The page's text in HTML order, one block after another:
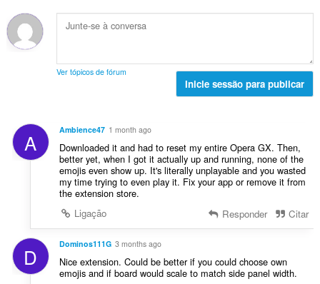
õ
e
l
i
ç
õ
d
e
a
ç
õ
e
s
:
t
o
l
v
l
i
a
ç
e
s
Ver tópicos de fórum
Inicie sessão para publicar
A Ambience47 1 month ago
Downloaded it and had to reset my entire Opera GX. Then,
better yet, when I got it actually up and running, none of the
emojis even show up. It's literally unplayable and you wasted
my time trying to even play it. Fix your app or remove it from
the extension store.
Ligação
Responder Citar
D Dominos111G 3 months ago
Nice extension. Could be better if you could choose own
emojis and if board would scale to match side panel width.